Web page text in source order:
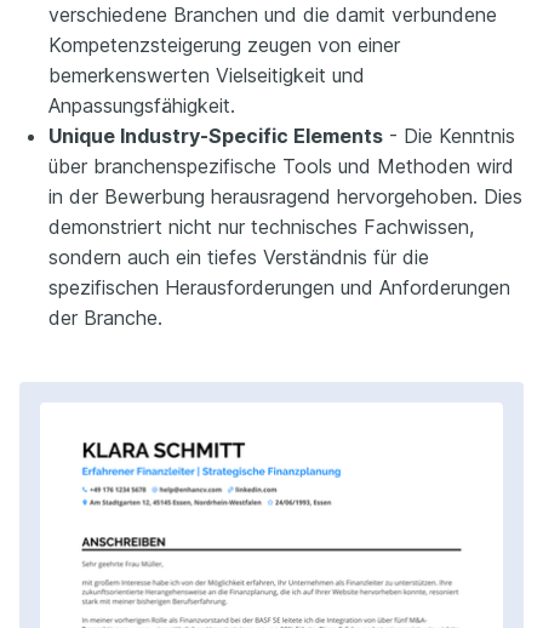
verschiedene Branchen und die damit verbundene
Kompetenzsteigerung zeugen von einer
bemerkenswerten Vielseitigkeit und
Anpassungsfähigkeit.
Unique Industry-Specific Elements - Die Kenntnis
über branchenspezifische Tools und Methoden wird
in der Bewerbung herausragend hervorgehoben. Dies
demonstriert nicht nur technisches Fachwissen,
sondern auch ein tiefes Verständnis für die
spezifischen Herausforderungen und Anforderungen
der Branche.